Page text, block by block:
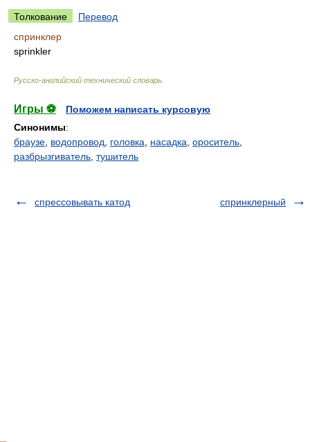
Толкование
Перевод
спринклер
sprinkler
Русско-английский технический словарь
Игры ⚽
Поможем написать курсовую
Синонимы:
браузе водопровод головка насадка ороситель
разбрызгиватель тушитель
спрессовывать катод спринклерный